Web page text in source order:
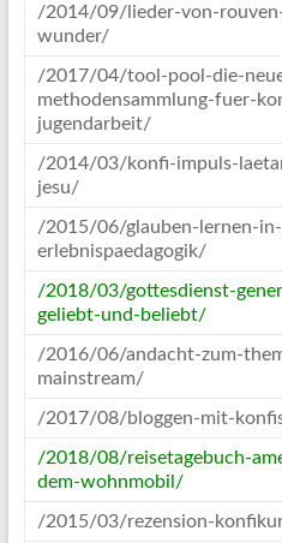
/2014/09/lieder-von-
wunder/
/2017/04/tool-pool-die-
methodensammlung-fuer-
jugendarbeit/
/2014/03/konfi-impuls-
jesu/
/2015/06/glauben-lernen-
erlebnispaedagogik/
/2018/03/gottesdienst-
geliebt-und-beliebt/
/2016/06/andacht-zum-
mainstream/
/2017/08/bloggen-mit-
/2018/08/reisetagebuch-
dem-wohnmobil/
/2015/03/rezension-